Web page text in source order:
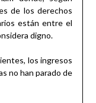
de los derechos
están entre el
digno.
los ingresos
no han parado de